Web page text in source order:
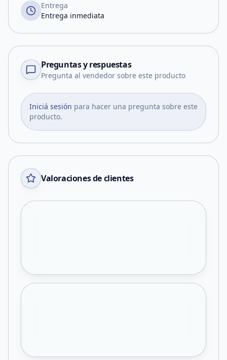
Entrega
Entrega inmediata
Preguntas y respuestas
Pregunta al vendedor sobre este producto
Iniciá sesión para hacer una pregunta sobre este
producto.
Valoraciones de clientes